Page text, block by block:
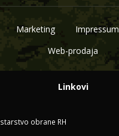
Marketing Impressum
Web-prodaja
Linkovi
obrane RH